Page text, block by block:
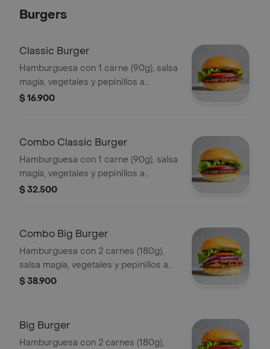
Burgers
Classic Burger
Hamburguesa con 1 carne (90g), salsa
magía, vegetales y pepinillos a
elección.
$ 16.900
Combo Classic Burger
Hamburguesa con 1 carne (90g), salsa
magía, vegetales y pepinillos a
elección + papas + bebida.
$ 32.500
Combo Big Burger
Hamburguesa con 2 carnes (180g),
salsa magía, vegetales y pepinillos a
elección + papas + bebida.
$ 38.900
Big Burger
Hamburguesa con 2 carnes (180g),